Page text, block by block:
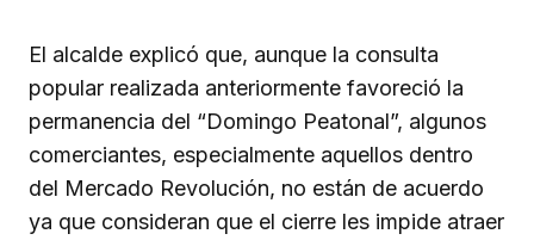
El alcalde explicó que, aunque la consulta
popular realizada anteriormente favoreció la
permanencia del “Domingo Peatonal”, algunos
comerciantes, especialmente aquellos dentro
del Mercado Revolución, no están de acuerdo
ya que consideran que el cierre les impide atraer